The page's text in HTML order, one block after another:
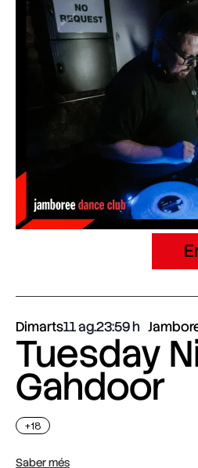
Dimarts11 ag.23:59
Tuesday
Gahdoor
+18
Saber més